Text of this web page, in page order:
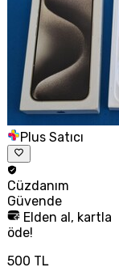
Plus Satıcı
Cüzdanım
Güvende
Elden al, kartla
öde!
500 TL